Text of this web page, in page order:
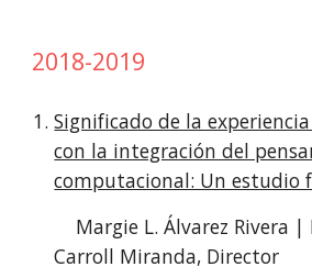
2018-2019
Significado de la
con la integración del
computacional: Un estudio
Margie L. Álvarez Rivera |
Carroll Miranda, Director